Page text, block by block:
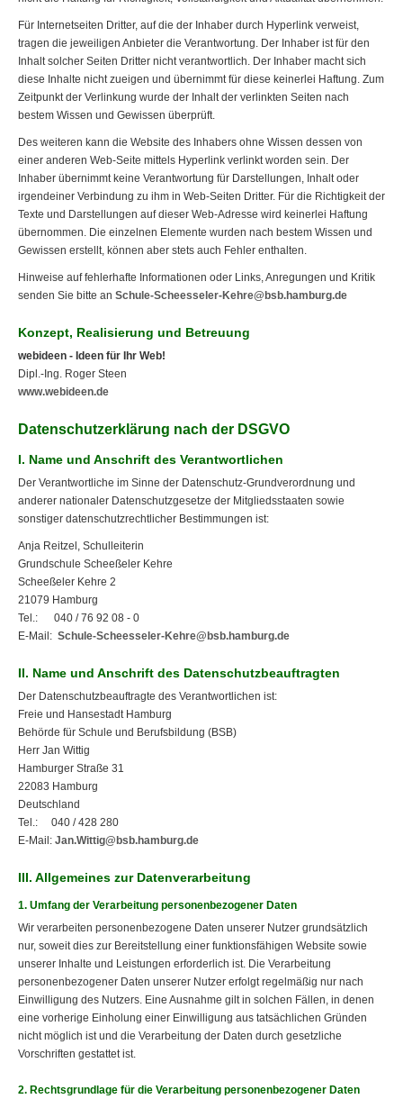
Für Internetseiten Dritter, auf die der Inhaber durch Hyperlink verweist,
tragen die jeweiligen Anbieter die Verantwortung. Der Inhaber ist für den
Inhalt solcher Seiten Dritter nicht verantwortlich. Der Inhaber macht sich
diese Inhalte nicht zueigen und übernimmt für diese keinerlei Haftung. Zum
Zeitpunkt der Verlinkung wurde der Inhalt der verlinkten Seiten nach
bestem Wissen und Gewissen überprüft.
Des weiteren kann die Website des Inhabers ohne Wissen dessen von
einer anderen Web-Seite mittels Hyperlink verlinkt worden sein. Der
Inhaber übernimmt keine Verantwortung für Darstellungen, Inhalt oder
irgendeiner Verbindung zu ihm in Web-Seiten Dritter. Für die Richtigkeit der
Texte und Darstellungen auf dieser Web-Adresse wird keinerlei Haftung
übernommen. Die einzelnen Elemente wurden nach bestem Wissen und
Gewissen erstellt, können aber stets auch Fehler enthalten.
Hinweise auf fehlerhafte Informationen oder Links, Anregungen und Kritik
senden Sie bitte an Schule-Scheesseler-Kehre@bsb.hamburg.de
Konzept, Realisierung und Betreuung
webideen - Ideen für Ihr Web!
Dipl.-Ing. Roger Steen
www.webideen.de
Datenschutzerklärung nach der DSGVO
I. Name und Anschrift des Verantwortlichen
Der Verantwortliche im Sinne der Datenschutz-Grundverordnung und
anderer nationaler Datenschutzgesetze der Mitgliedsstaaten sowie
sonstiger datenschutzrechtlicher Bestimmungen ist:
Anja Reitzel, Schulleiterin
Grundschule Scheeßeler Kehre
Scheeßeler Kehre 2
21079 Hamburg
Tel.: 040 / 76 92 08 - 0
E-Mail: Schule-Scheesseler-Kehre@bsb.hamburg.de
II. Name und Anschrift des Datenschutzbeauftragten
Der Datenschutzbeauftragte des Verantwortlichen ist:
Freie und Hansestadt Hamburg
Behörde für Schule und Berufsbildung (BSB)
Herr Jan Wittig
Hamburger Straße 31
22083 Hamburg
Deutschland
Tel.: 040 / 428 280
E-Mail: Jan.Wittig@bsb.hamburg.de
III. Allgemeines zur Datenverarbeitung
1. Umfang der Verarbeitung personenbezogener Daten
Wir verarbeiten personenbezogene Daten unserer Nutzer grundsätzlich
nur, soweit dies zur Bereitstellung einer funktionsfähigen Website sowie
unserer Inhalte und Leistungen erforderlich ist. Die Verarbeitung
personenbezogener Daten unserer Nutzer erfolgt regelmäßig nur nach
Einwilligung des Nutzers. Eine Ausnahme gilt in solchen Fällen, in denen
eine vorherige Einholung einer Einwilligung aus tatsächlichen Gründen
nicht möglich ist und die Verarbeitung der Daten durch gesetzliche
Vorschriften gestattet ist.
2. Rechtsgrundlage für die Verarbeitung personenbezogener Daten